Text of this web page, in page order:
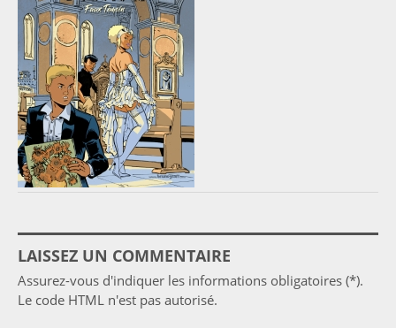
LAISSEZ UN COMMENTAIRE
Assurez-vous d'indiquer les informations obligatoires (*).
Le code HTML n'est pas autorisé.